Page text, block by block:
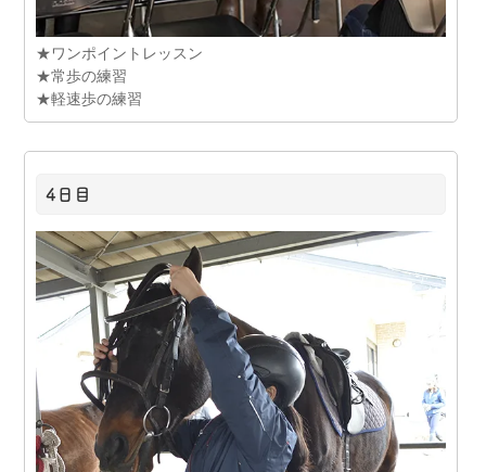
★ワンポイントレッスン
★常歩の練習
★軽速歩の練習
4日目